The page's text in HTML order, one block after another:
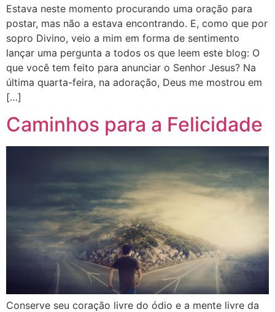
Estava neste momento procurando uma oração para
postar, mas não a estava encontrando. E, como que por
sopro Divino, veio a mim em forma de sentimento
lançar uma pergunta a todos os que leem este blog: O
que você tem feito para anunciar o Senhor Jesus? Na
última quarta-feira, na adoração, Deus me mostrou em
[…]
Caminhos para a Felicidade
Conserve seu coração livre do ódio e a mente livre da